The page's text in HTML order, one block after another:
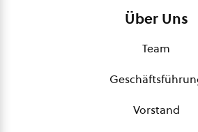
Über Uns
Team
Vorstand